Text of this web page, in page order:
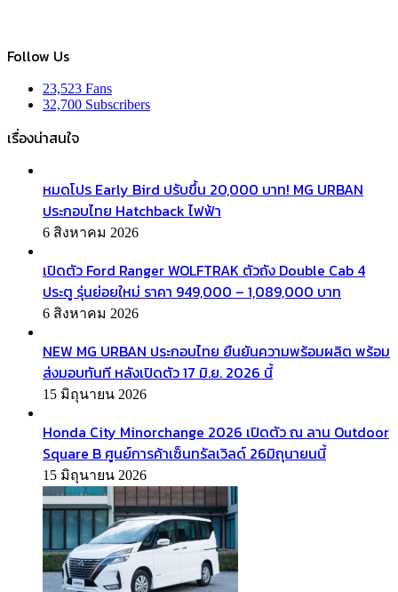
Follow Us
23,523 Fans
32,700 Subscribers
เรื่องน่าสนใจ
หมดโปร Early Bird ปรับขึ้น 20,000 บาท! MG URBAN
ประกอบไทย Hatchback ไฟฟ้า
6 สิงหาคม 2026
เปิดตัว Ford Ranger WOLFTRAK ตัวถัง Double Cab 4
ประตู รุ่นย่อยใหม่ ราคา 949,000 – 1,089,000 บาท
6 สิงหาคม 2026
NEW MG URBAN ประกอบไทย ยืนยันความพร้อมผลิต พร้อม
ส่งมอบทันที หลังเปิดตัว 17 มิ.ย. 2026 นี้
15 มิถุนายน 2026
Honda City Minorchange 2026 เปิดตัว ณ ลาน Outdoor
Square B ศูนย์การค้าเซ็นทรัลเวิลด์ 26มิถุนายนนี้
15 มิถุนายน 2026